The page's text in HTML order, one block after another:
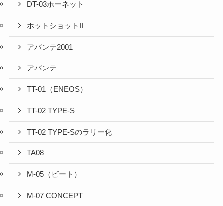
DT-03ホーネット
ホットショットII
アバンテ2001
アバンテ
TT-01（ENEOS）
TT-02 TYPE-S
TT-02 TYPE-Sのラリー化
TA08
M-05（ビート）
M-07 CONCEPT